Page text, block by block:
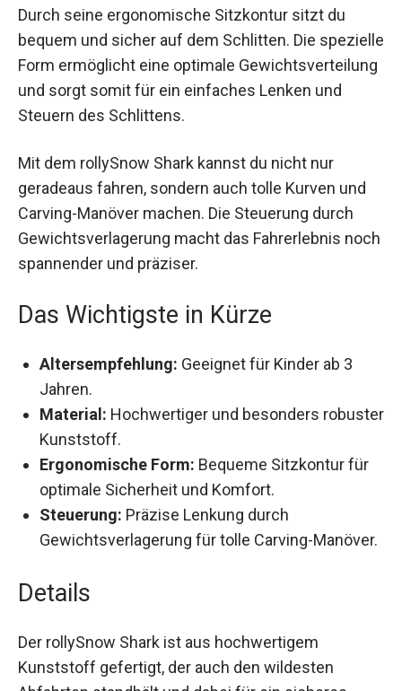
Durch seine ergonomische Sitzkontur sitzt du
bequem und sicher auf dem Schlitten. Die
spezielle Form ermöglicht eine optimale
Gewichtsverteilung und sorgt somit für ein
einfaches Lenken und Steuern des Schlittens.
Mit dem rollySnow Shark kannst du nicht nur
geradeaus fahren, sondern auch tolle Kurven und
Carving-Manöver machen. Die Steuerung durch
Gewichtsverlagerung macht das Fahrerlebnis
noch spannender und präziser.
Das Wichtigste in Kürze
Altersempfehlung: Geeignet für Kinder ab 3
Jahren.
Material: Hochwertiger und besonders
robuster Kunststoff.
Ergonomische Form: Bequeme Sitzkontur für
optimale Sicherheit und Komfort.
Steuerung: Präzise Lenkung durch
Gewichtsverlagerung für tolle Carving-
Details
Der rollySnow Shark ist aus hochwertigem